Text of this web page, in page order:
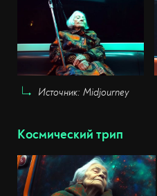
Источник: Midjourney
Космический трип